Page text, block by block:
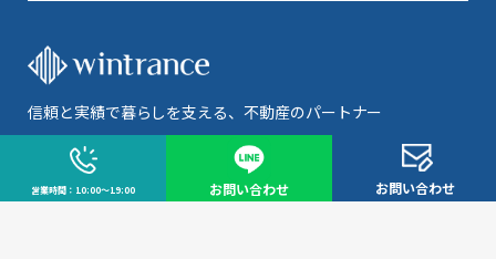
営業時間：10:00～19:00 お問い合わせ お問い合わせ
信頼と実績で暮らしを支える、不動産のパートナー
東京都知事(2)第102329号
東京都渋谷区代々木一丁目53番4号 田尻ビル3F